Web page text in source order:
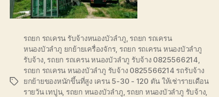
Tags
รถยก รถเครน รับจ้างหนองบัวลำภู รถยก รถเครน
หนองบัวลำภู ยกย้ายเครื่องจักร, รถยก รถเครน หนองบัวลำภู
รับจ้าง, รถยก รถเครน หนองบัวลำภู รับจ้าง 0825566214
รถยก รถเครน หนองบัวลำภู รับจ้าง 0825566214 รถรับจ้าง
ยกย้ายของหนักขึ้นที่สูง เครน 5-30 - 120 ตัน ให้เช่ารายเดือน
รายวัน เทปูน, รถยก หนองบัวลำภู รถยก หนองบัวลำภู รับจ้าง,